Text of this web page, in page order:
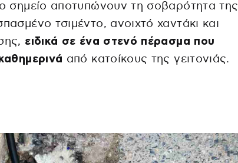
σημείο αποτυπώνουν τη σοβαρότητα της
τσιμέντο, ανοιχτό χαντάκι και
ειδικά σε ένα στενό πέρασμα που
από κατοίκους της γειτονιάς.